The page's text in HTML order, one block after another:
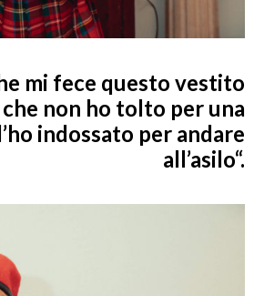
mi fece questo vestito
che non ho tolto per una
indossato per andare
all’asilo“.